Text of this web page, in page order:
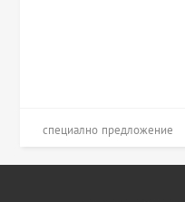
специално предложение